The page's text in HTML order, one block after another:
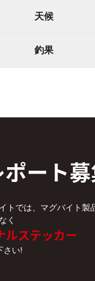
天候
釣果
ート
トでは、マグバイト製
く
ルステッカー
さい!